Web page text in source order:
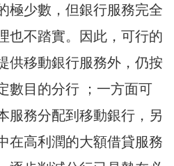
極少數，但銀行服務完全
也不踏實。因此，可行的
供移動銀行服務外，仍按
數目的分行 ；一方面可
服務分配到移動銀行，另
在高利潤的大額借貸服務